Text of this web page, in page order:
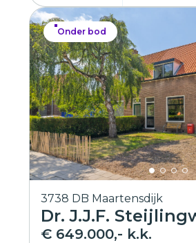
3738 DB Maartensdijk
Dr. J.J.F.
€ 649.000,- k.k.
Onder bod